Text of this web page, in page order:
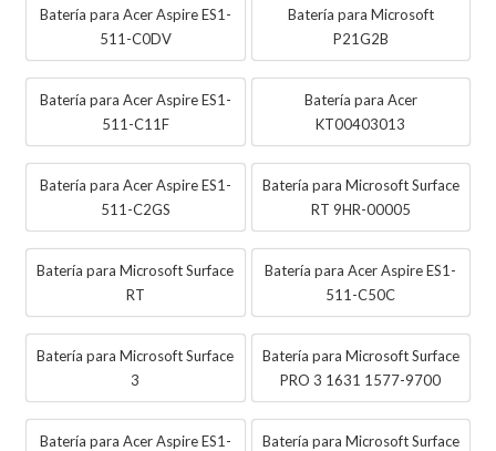
Batería para Acer Aspire ES1-
511-C0DV
Batería para Microsoft
P21G2B
Batería para Acer Aspire ES1-
511-C11F
Batería para Acer
KT00403013
Batería para Acer Aspire ES1-
511-C2GS
Batería para Microsoft Surface
RT 9HR-00005
Batería para Microsoft Surface
RT
Batería para Acer Aspire ES1-
511-C50C
Batería para Microsoft Surface
3
Batería para Microsoft Surface
PRO 3 1631 1577-9700
Batería para Acer Aspire ES1-
Batería para Microsoft Surface